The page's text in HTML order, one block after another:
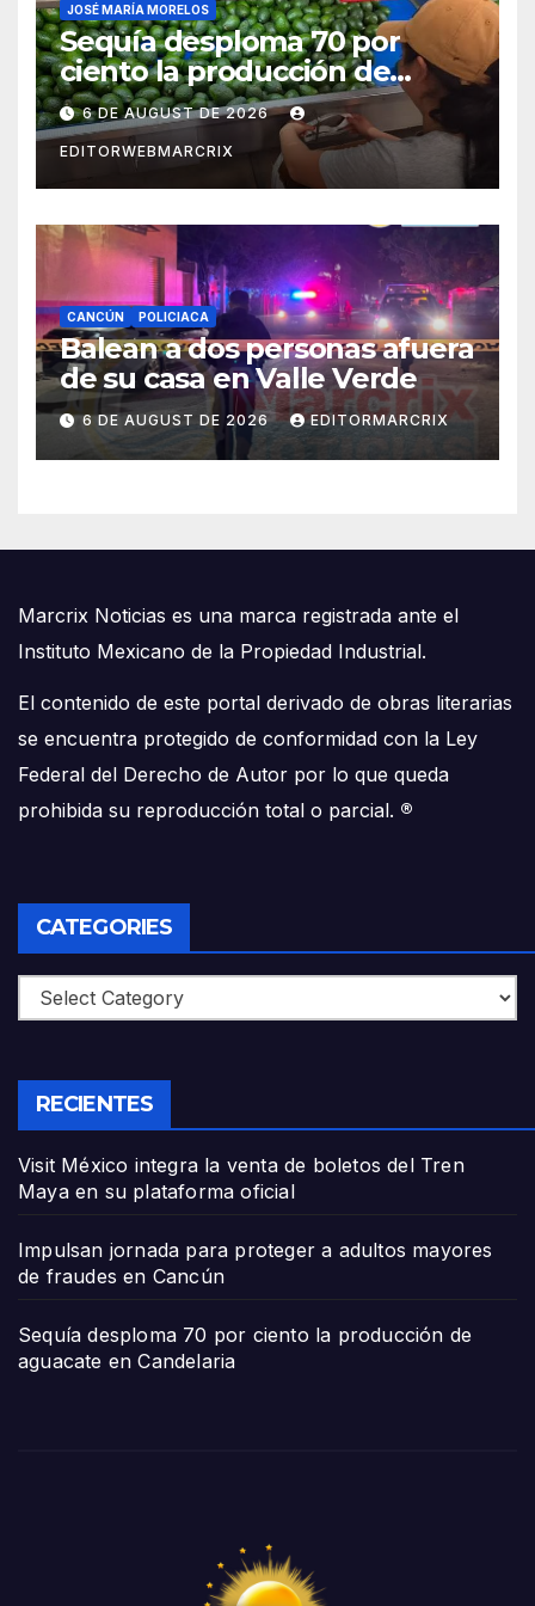
JOSÉ MARÍA MORELOS
Sequía desploma 70 por
ciento la producción de
aguacate en Candelaria
6 DE AUGUST DE 2026
EDITORWEBMARCRIX
CANCÚN POLICIACA
Balean a dos personas afuera
de su casa en Valle Verde
6 DE AUGUST DE 2026 EDITORMARCRIX
Marcrix Noticias es una marca registrada ante el
Instituto Mexicano de la Propiedad Industrial.
El contenido de este portal derivado de obras literarias
se encuentra protegido de conformidad con la Ley
Federal del Derecho de Autor por lo que queda
prohibida su reproducción total o parcial. ®
CATEGORIES
Categories
RECIENTES
Visit México integra la venta de boletos del Tren
Maya en su plataforma oficial
Impulsan jornada para proteger a adultos mayores
de fraudes en Cancún
Sequía desploma 70 por ciento la producción de
aguacate en Candelaria